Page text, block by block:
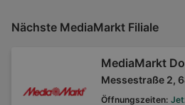
Nächste MediaMarkt Filiale
MediaMarkt
Messestraße 2,
Öffnungszeiten: